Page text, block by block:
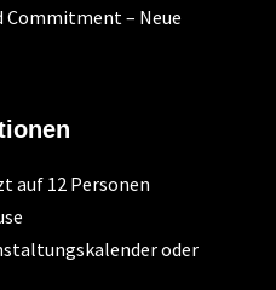
Commitment – Neue
auf 12 Personen
oder